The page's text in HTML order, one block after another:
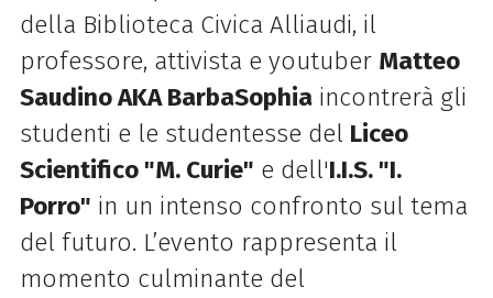
della Biblioteca Civica Alliaudi, il
professore, attivista e youtuber Matteo
Saudino AKA BarbaSophiaincontrerà gli
studenti e le studentesse del Liceo
Scientifico "M. Curie" e dell'I.I.S. "I.
Porro" in un intenso confronto sul tema
del futuro. L’evento rappresenta il
momento culminante del